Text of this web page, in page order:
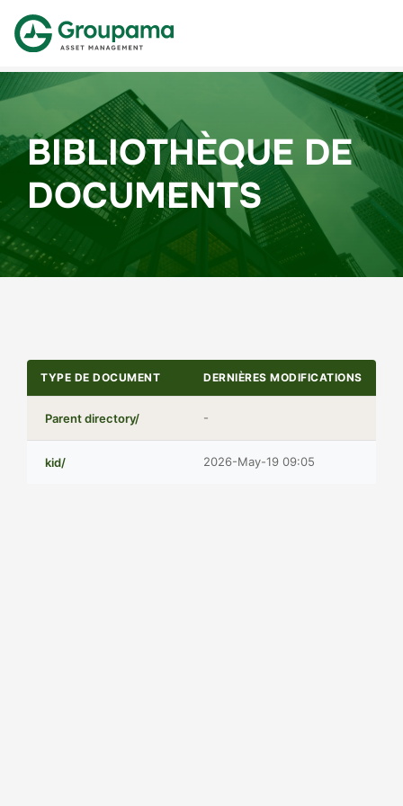
BIBLIOTHÈQUE DE
DOCUMENTS
TYPE DE DOCUMENT DERNIÈRES MODIFICATIONS
Parent directory/ -
kid/ 2026-May-19 09:05